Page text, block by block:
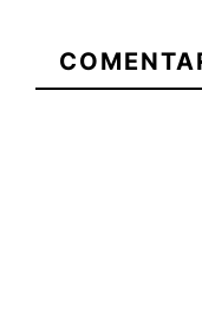
Camiseta
Oxbow Stoked